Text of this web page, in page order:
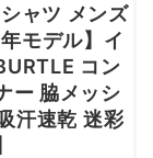
ャツ メンズ
モデル】イ
コン
ー 脇メッシ
汗速乾 迷彩